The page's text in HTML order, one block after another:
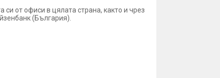
си от офиси в цялата страна, както и чрез
(България).